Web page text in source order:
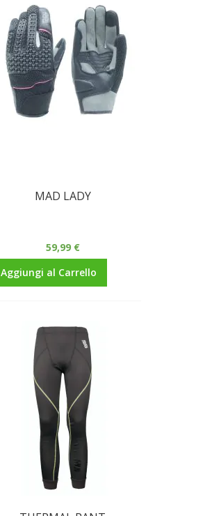
MAD LADY
59,99 €
Aggiungi al Carrello